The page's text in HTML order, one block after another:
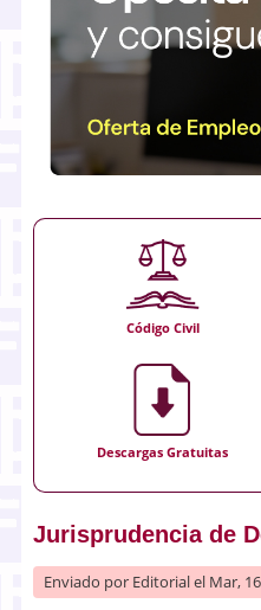
Código Civil
Descargas Gratuitas
Jurisprudencia de
Enviado por Editorialel Mar,